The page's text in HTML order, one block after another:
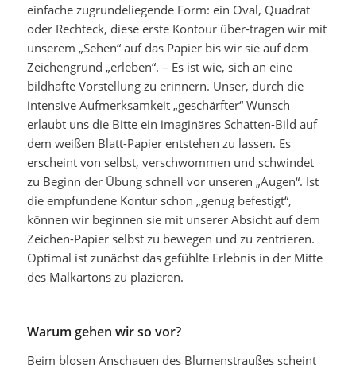
einfache zugrundeliegende Form: ein Oval, Quadrat
oder Rechteck, diese erste Kontour über-tragen wir mit
unserem „Sehen“ auf das Papier bis wir sie auf dem
Zeichengrund „erleben“. – Es ist wie, sich an eine
bildhafte Vorstellung zu erinnern. Unser, durch die
intensive Aufmerksamkeit „geschärfter“ Wunsch
erlaubt uns die Bitte ein imaginäres Schatten-Bild auf
dem weißen Blatt-Papier entstehen zu lassen. Es
erscheint von selbst, verschwommen und schwindet
zu Beginn der Übung schnell vor unseren „Augen“. Ist
die empfundene Kontur schon „genug befestigt“,
können wir beginnen sie mit unserer Absicht auf dem
Zeichen-Papier selbst zu bewegen und zu zentrieren.
Optimal ist zunächst das gefühlte Erlebnis in der Mitte
des Malkartons zu plazieren.
Warum gehen wir so vor?
Beim blosen Anschauen des Blumenstraußes scheint